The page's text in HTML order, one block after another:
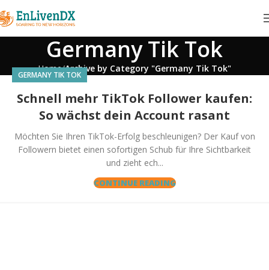
Germany Tik Tok
Home Archive by Category "Germany Tik Tok"
GERMANY TIK TOK
Schnell mehr TikTok Follower kaufen:
So wächst dein Account rasant
Möchten Sie Ihren TikTok-Erfolg beschleunigen? Der Kauf von
Followern bietet einen sofortigen Schub für Ihre Sichtbarkeit
und zieht ech...
CONTINUE READING